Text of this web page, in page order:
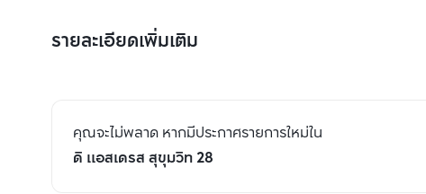
รายละเอียดเพิ่มเติม
คุณจะไม่พลาด หากมีประกาศรายการใหม่ใน
ดิ แอสเดรส สุขุมวิท 28